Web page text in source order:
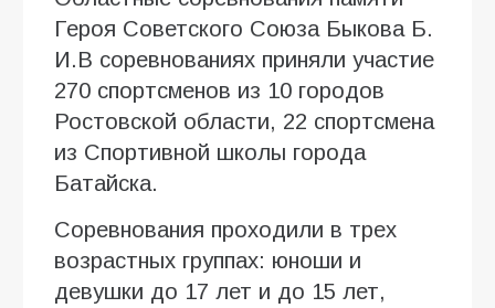
Героя Советского Союза Быкова Б.
И.В соревнованиях приняли участие
270 спортсменов из 10 городов
Ростовской области, 22 спортсмена
из Спортивной школы города
Батайска.
Соревнования проходили в трех
возрастных группах: юноши и
девушки до 17 лет и до 15 лет,